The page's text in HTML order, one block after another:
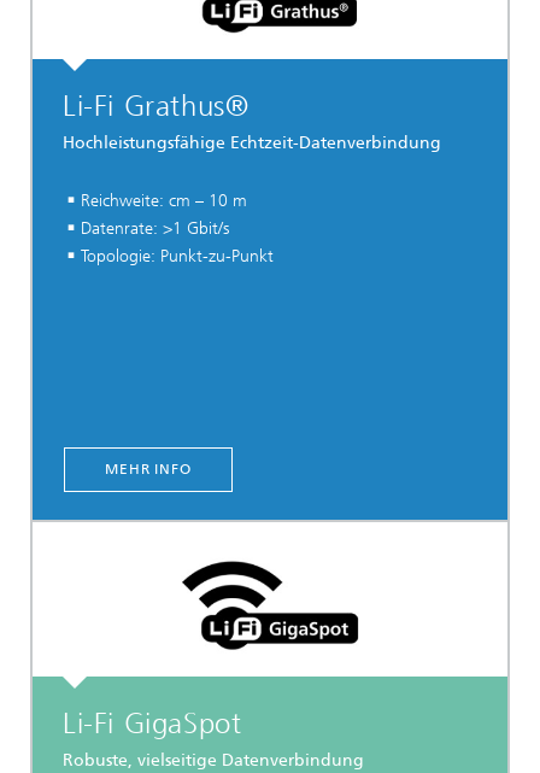
Li-Fi Grathus®
Hochleistungsfähige Echtzeit-Datenverbindung
Reichweite: cm – 10 m
Datenrate: >1 Gbit/s
Topologie: Punkt-zu-Punkt
MEHR INFO
Li-Fi GigaSpot
Robuste, vielseitige Datenverbindung